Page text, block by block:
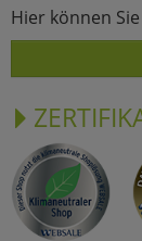
Hier können